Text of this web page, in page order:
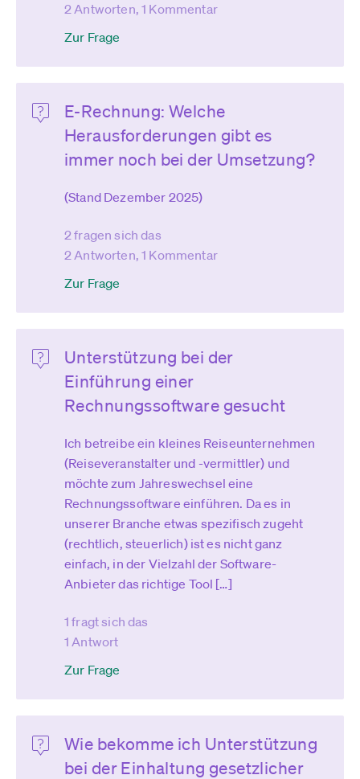
2 Antworten, 1 Kommentar
Zur Frage
E-Rechnung: Welche
Herausforderungen gibt es
immer noch bei der Umsetzung?
(Stand Dezember 2025)
2 fragen sich das
2 Antworten, 1 Kommentar
Zur Frage
Unterstützung bei der
Einführung einer
Rechnungssoftware gesucht
Ich betreibe ein kleines Reiseunternehmen
(Reiseveranstalter und -vermittler) und
möchte zum Jahreswechsel eine
Rechnungssoftware einführen. Da es in
unserer Branche etwas spezifisch zugeht
(rechtlich, steuerlich) ist es nicht ganz
einfach, in der Vielzahl der Software-
Anbieter das richtige Tool […]
1 fragt sich das
1 Antwort
Zur Frage
Wie bekomme ich Unterstützung
bei der Einhaltung gesetzlicher